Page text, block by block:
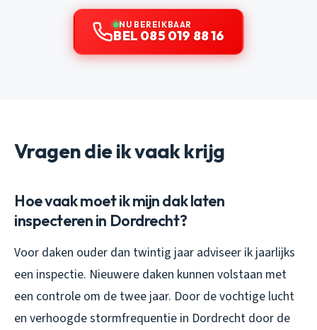
NU BEREIKBAAR
BEL 085 019 88 16
Vragen die ik vaak krijg
Hoe vaak moet ik mijn dak laten
inspecteren in Dordrecht?
Voor daken ouder dan twintig jaar adviseer ik jaarlijks
een inspectie. Nieuwere daken kunnen volstaan met
een controle om de twee jaar. Door de vochtige lucht
en verhoogde stormfrequentie in Dordrecht door de